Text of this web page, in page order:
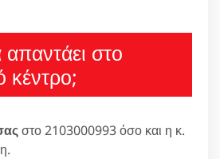
στο
κέντρο;
στο 2103000993 όσο και η κ.